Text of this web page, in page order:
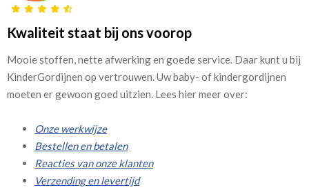
Kwaliteit staat bij ons voorop
Mooie stoffen, nette afwerking en goede service. Daar kunt u bij
KinderGordijnen op vertrouwen. Uw baby- of kindergordijnen
moeten er gewoon goed uitzien. Lees hier meer over:
Onze werkwijze
Bestellen en betalen
Reacties van onze klanten
Verzending en levertijd